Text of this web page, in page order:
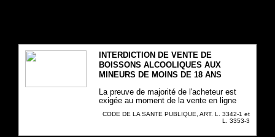
INTERDICTION DE VENTE DE
BOISSONS ALCOOLIQUES AUX
MINEURS DE MOINS DE 18 ANS
La preuve de majorité de l'acheteur est
exigée au moment de la vente en ligne
CODE DE LA SANTE PUBLIQUE, ART. L. 3342-1 et
L. 3353-3